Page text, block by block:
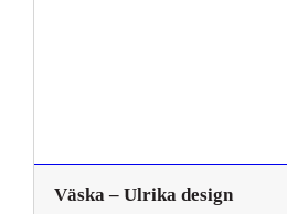
Väska – Ulrika design